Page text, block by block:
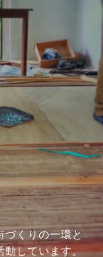
づくりの一環と
動しています。‍